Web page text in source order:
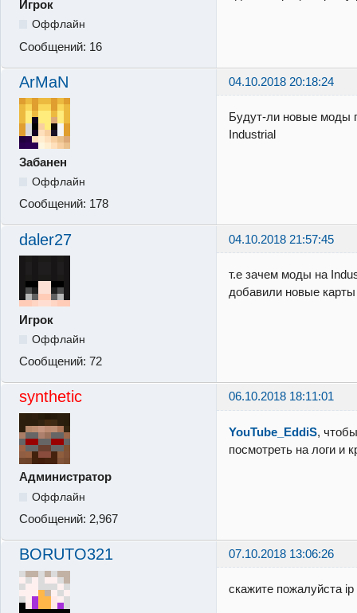
Игрок
Оффлайн
Сообщений: 16
ArMaN 04.10.2018 20:18:24
Забанен
Оффлайн
Сообщений: 178
Будут-ли новые моды
Industrial
daler27 04.10.2018 21:57:45
Игрок
Оффлайн
Сообщений: 72
т.е зачем моды на
добавили новые
synthetic 06.10.2018 18:11:01
Администратор
Оффлайн
Сообщений: 2,967
YouTube_EddiS,
посмотреть на логи и
BORUTO321 07.10.2018 13:06:26
скажите пожалуйста ip